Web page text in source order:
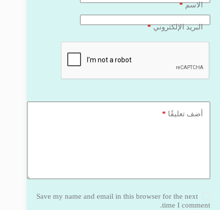
الاسم*
البريد الإلكتروني*
أضف تعليقًا *
Save my name and email in this browser for the next
time I comment.